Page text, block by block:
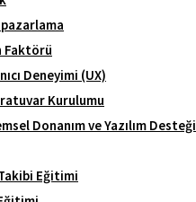
Faktörü
Deneyimi (UX)
Kurulumu
Donanım ve Yazılım Desteği
Eğitimi